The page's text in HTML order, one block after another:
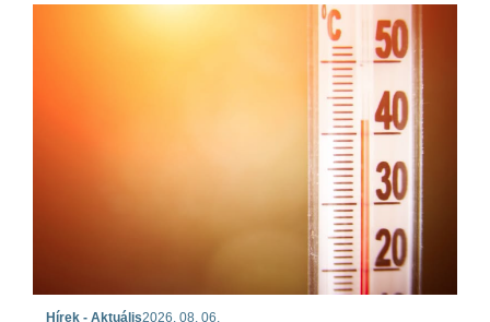
Hírek - Aktuális2026. 08. 06.